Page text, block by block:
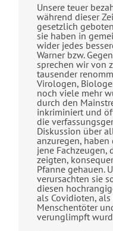
Unsere teuer
während dieser
gesetzlich
sie haben in
wider jedes
Warner bzw.
sprechen wir von
tausender
Virologen,
noch viele mehr
durch den
inkriminiert und
die
Diskussion über
anzuregen,
jene
zeigten,
Pfanne gehauen.
verursachten sie
diesen
als Covidioten, als
Menschentöter
verunglimpft